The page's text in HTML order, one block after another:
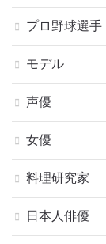
プロ野球選手
モデル
声優
女優
料理研究家
日本人俳優